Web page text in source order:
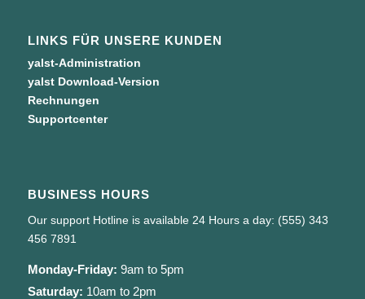
LINKS FÜR UNSERE KUNDEN
yalst-Administration
yalst Download-Version
Rechnungen
Supportcenter
BUSINESS HOURS
Our support Hotline is available 24 Hours a day: (555) 343
456 7891
Monday-Friday: 9am to 5pm
Saturday: 10am to 2pm